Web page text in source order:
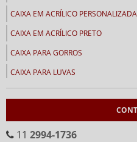
CAIXA EM ACRÍLICO PERSONALIZADA
CAIXA EM ACRÍLICO PRETO
CAIXA PARA GORROS
CAIXA PARA LUVAS
CALENDÁRIOS
CALENDÁRIO EM ACRÍLICO FORMATO
11 2994-1736